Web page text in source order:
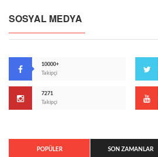
SOSYAL MEDYA
10000+
Takipçi
7271
Takipçi
POPÜLER SON ZAMANLAR